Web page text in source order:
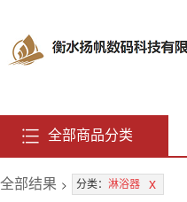
全部商品分类
全部结果 > 分类： 淋浴器 x